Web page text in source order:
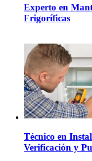
Experto en
Frigoríficas
Técnico en
Verificación y